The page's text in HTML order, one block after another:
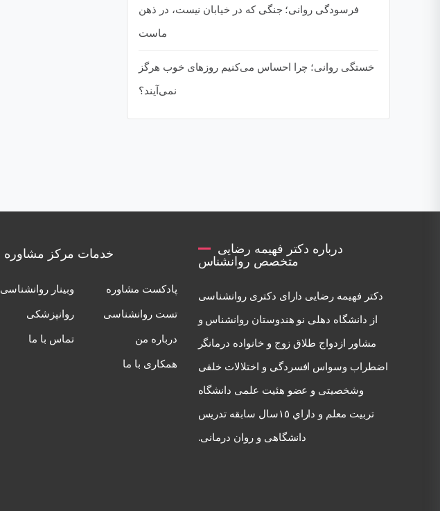
فرسودگی روانی؛ جنگی که در خیابان نیست، در ذهن
ماست
خستگی روانی؛ چرا احساس می‌کنیم روزهای خوب هرگز
نمی‌آیند؟
درباره دکتر فهیمه رضایی
متخصص روانشناس
دكتر فهيمه رضايی دارای دكتری روانشناسی
از دانشگاه دهلی نو هندوستان روانشناس و
مشاور ازدواج طلاق زوج و خانواده درمانگر
اضطراب وسواس افسردگی و اختلالات خلقی
وشخصيتی و عضو هئيت علمی دانشگاه
تربيت معلم و داراي ١٥سال سابقه تدريس
دانشگاهی و روان درمانی.
خدمات مرکز مشاوره
پادکست مشاوره وبینار روانشناسی
تست روانشناسی روانپزشکی
درباره من تماس با ما
همکاری با ما